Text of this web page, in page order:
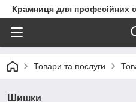
Крамниця для професійних
Товари та послуги
Шишки